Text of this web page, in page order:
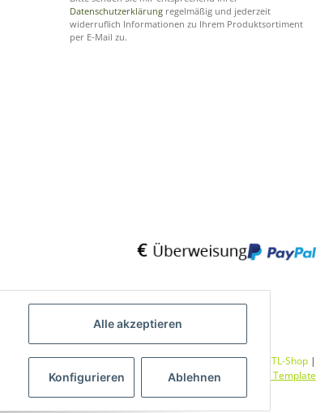
Datenschutzerklärung regelmäßig und jederzeit
widerruflich Informationen zu Ihrem Produktsortiment
per E-Mail zu.
UmsetzungVlarom E-Commerce Agentur| Powered by JTL-Shop |
CLEARIX JTL-Shop Template
Alle akzeptieren
Konfigurieren Ablehnen